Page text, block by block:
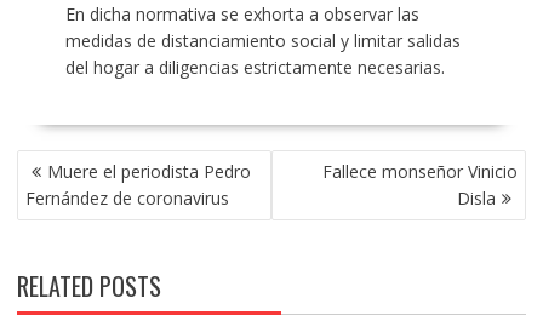
En dicha normativa se exhorta a observar las
medidas de distanciamiento social y limitar salidas
del hogar a diligencias estrictamente necesarias.
POST
NAVIGATION
Muere el periodista Pedro
Fernández de coronavirus
Fallece monseñor Vinicio
Disla
RELATED POSTS